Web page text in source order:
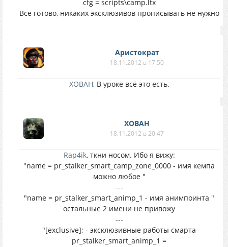
cfg = scripts\camp.ltx
Все готово, никаких эксклюзивов прописывать не нужно
Аристократ
18.11.2012 в 17:50
XOBAH, В уроке всё это есть.
XOBAH
18.11.2012 в 20:47
Rap4ik, ткни носом. Ибо я вижу:
"name = pr_stalker_smart_camp_zone_0000 - имя кемпа
можно любое "
---
"name = pr_stalker_smart_animp_1 - имя анимпоинта "
остальные 2 имени не привожу
---
"[exclusive]; - эксклюзивные работы смарта
pr_stalker_smart_animp_1 =